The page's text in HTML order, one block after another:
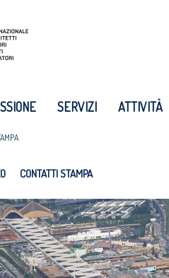
SERVIZI ATTIVITÀ
CONTATTI STAMPA